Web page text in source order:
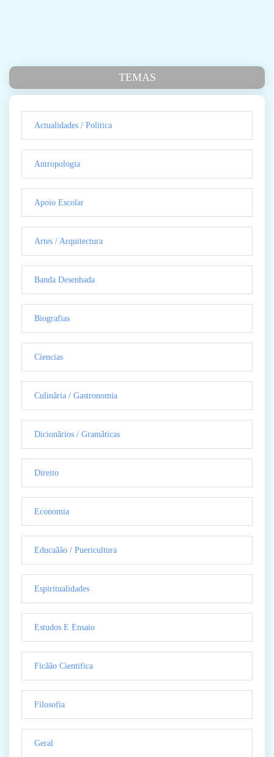
TEMAS
Actualidades / Politica
Antropologia
Apoio Escolar
Artes / Arquitectura
Banda Desenhada
Biografias
Ciencias
Culinãria / Gastronomia
Dicionãrios / Gramãticas
Direito
Economia
Educaãão / Puericultura
Espiritualidades
Estudos E Ensaio
Ficãão Cientifica
Filosofia
Geral